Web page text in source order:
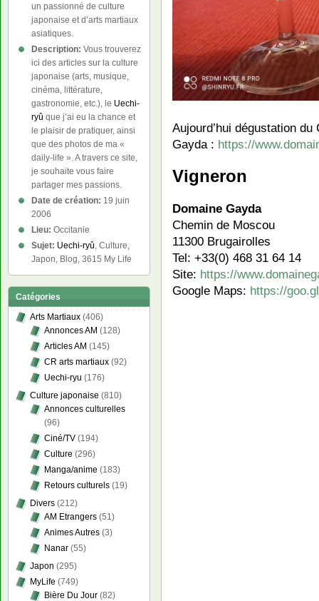
Aujourd’hui dégustation
Gayda : https://
Vigneron
Domaine Gayda
Chemin de Moscou
11300 Brugairolles
Tel: +33(0) 468 31 64 14
Site: https://
Google Maps: https://
un passionné de culture
japonaise et d’arts martiaux
asiatiques.
Description: Vous trouverez
ici des articles sur la culture
japonaise (arts, musique,
cinéma, littérature,
gastronomie, etc.), le Uechi-
ryû que j’ai eu la chance et
le plaisir de pratiquer, ainsi
que des photos de ma «
daily-life ». A travers ce site,
je souhaite vous faire
partager mes passions.
Date de création: 19 juin
2006
Lieu: Occitanie
Sujet: Uechi-ryû, Culture,
Japon, Blog, 3615 My Life
Catégories
Arts Martiaux (406)
Annonces AM (128)
Articles AM (145)
CR arts martiaux (92)
Uechi-ryu (176)
Culture japonaise (810)
Annonces culturelles
(96)
Ciné/TV (194)
Culture (296)
Manga/anime (183)
Retours culturels (19)
Divers (212)
AM Etrangers (51)
Animes Autres (3)
Nanar (55)
Japon (295)
MyLife (749)
Bière Du Jour (82)